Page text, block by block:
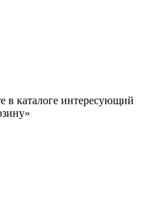
в каталоге интересующий